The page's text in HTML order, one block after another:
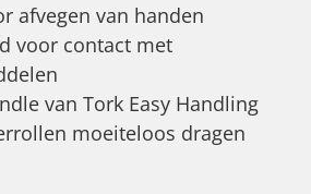
afvegen van handen
voor contact met
van Tork Easy Handling
moeiteloos dragen